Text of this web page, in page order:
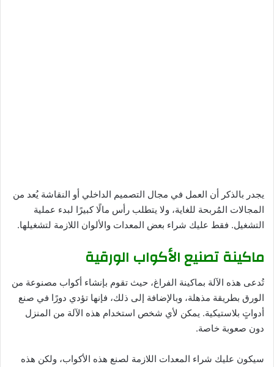
يجدر بالذكر أن العمل في مجال التصميم الداخلي أو النقاشة يُعد من
المجالات المُربحة للغاية، ولا يتطلب رأس مالًا كبيرًا لبدء عملية
التشغيل. فقط عليك شراء بعض المعدات والألوان اللازمة لتشغيلها.
ماكينة تصنيع الأكواب الورقية
تُدعى هذه الآلة بماكينة الفراغ، حيث تقوم بإنشاء أكواب مصنوعة من
الورق بطريقة مذهلة، وبالإضافة إلى ذلك، فإنها تؤدي دورًا في صنع
أدواتٍ بلاستيكية. يمكن لأي شخص استخدام هذه الآلة من المنزل
دون صعوبة خاصة.
سيكون عليك شراء المعدات اللازمة لصنع هذه الأكواب، ولكن هذه